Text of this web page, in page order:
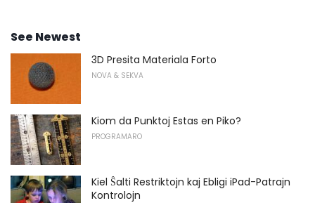
See Newest
3D Presita Materiala Forto
NOVA & SEKVA
Kiom da Punktoj Estas en Piko?
PROGRAMARO
Kiel Ŝalti Restriktojn kaj Ebligi iPad-Patrajn
Kontrolojn